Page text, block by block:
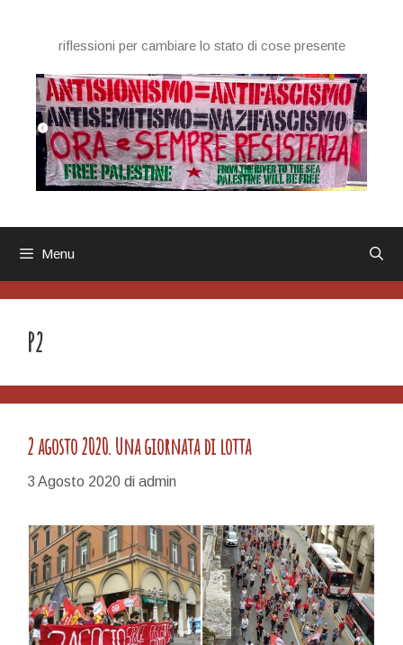
contenutoriflessioni per cambiare lo stato di cose presente
Menu
P2
2 agosto 2020. Una giornata di lotta
3 Agosto 2020 di admin